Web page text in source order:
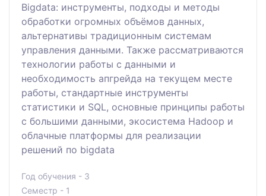
Bigdata: инструменты, подходы и методы
обработки огромных объёмов данных,
альтернативы традиционным системам
управления данными. Также рассматриваются
технологии работы с данными и
необходимость апгрейда на текущем месте
работы, стандартные инструменты
статистики и SQL, основные принципы работы
с большими данными, экосистема Hadoop и
облачные платформы для реализации
решений по bigdata
Год обучения - 3
Семестр - 1